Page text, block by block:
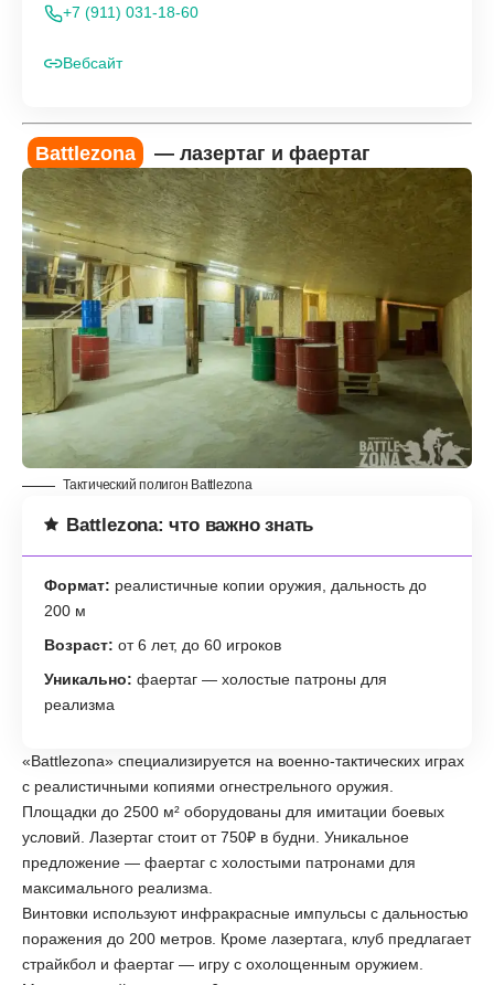
+7 (911) 031-18-60
Вебсайт
Battlezona — лазертаг и фаертаг
Тактический полигон Battlezona
Battlezona: что важно знать
Формат: реалистичные копии оружия, дальность до
200 м
Возраст: от 6 лет, до 60 игроков
Уникально: фаертаг — холостые патроны для
реализма
«Battlezona» специализируется на военно-тактических играх
с реалистичными копиями огнестрельного оружия.
Площадки до 2500 м² оборудованы для имитации боевых
условий. Лазертаг стоит от 750₽ в будни. Уникальное
предложение — фаертаг с холостыми патронами для
максимального реализма.
Винтовки используют инфракрасные импульсы с дальностью
поражения до 200 метров. Кроме лазертага, клуб предлагает
страйкбол и фаертаг — игру с охолощенным оружием.